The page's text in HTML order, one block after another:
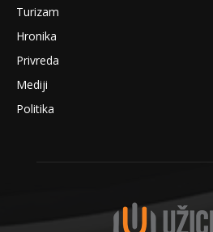
Turizam
Hronika
Privreda
Mediji
Politika